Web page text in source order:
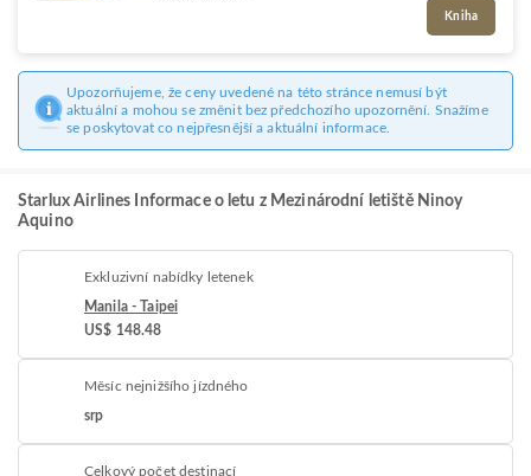
Kniha
Upozorňujeme, že ceny uvedené na této stránce nemusí být
aktuální a mohou se změnit bez předchozího upozornění. Snažíme
se poskytovat co nejpřesnější a aktuální informace.
Starlux Airlines Informace o letu z Mezinárodní letiště Ninoy
Aquino
Exkluzivní nabídky letenek
Manila - Taipei
US$ 148.48
Měsíc nejnižšího jízdného
srp
Celkový počet destinací